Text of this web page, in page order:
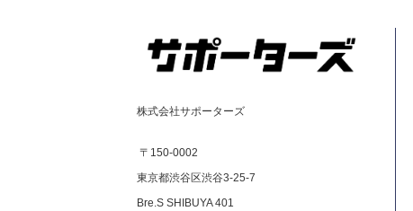
株式会社サポーターズ
〒150-0002
東京都渋谷区渋谷3-25-7
Bre.S SHIBUYA 401